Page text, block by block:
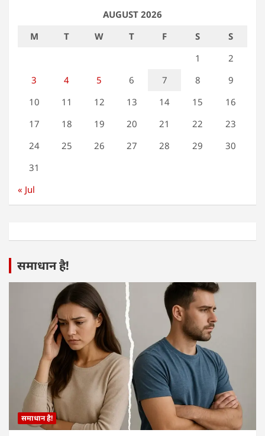
AUGUST 2026
M
T W T F S
S
1
2
3
4 5 6 7 8
9
10
11 12 13 14 15
16
17
18 19 20 21 22
23
24
25 26 27 28 29
30
31
« Jul
समाधान है!
समाधान है!